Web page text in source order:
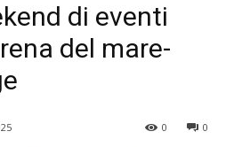
di eventi
del mare-
0
0